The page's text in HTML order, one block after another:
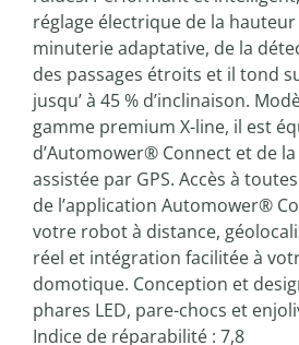
réglage électrique de la
minuterie adaptative, de la
des passages étroits et il tond
jusqu’ à 45 % d’inclinaison.
gamme premium X-line, il est
d’Automower® Connect et de
assistée par GPS. Accès à
de l’application Automower®
votre robot à distance,
réel et intégration facilitée à
domotique. Conception et
phares LED, pare-chocs et
Indice de réparabilité : 7,8